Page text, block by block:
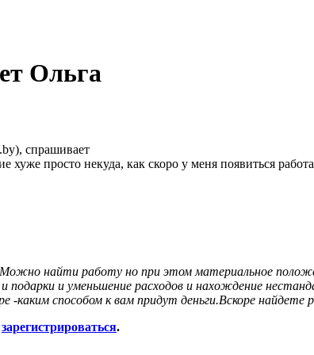
Ольга
спрашивает
просто некуда, как скоро у меня появиться
найти работу но при этом материальное
и подарки и уменьшение расходов и нахождение
каким способом к вам придут деньги.Вскоре найдете
зарегистрироваться.